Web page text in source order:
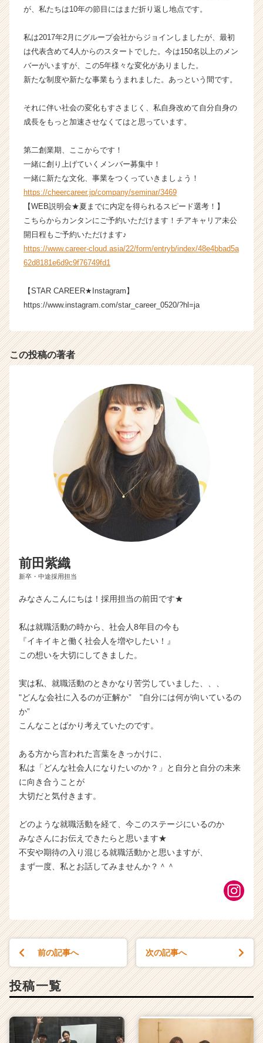
ー・
長
企
業
か
カ
ウ
が
届
く
就
サ
イ
ト
チ
ア
ア
a
r
e
e
r）
が、私たちは10年の節目にはまだ折り返し地点です。
私は2017年2月にグループ会社からジョインしましたが、最初
は代表含めて4人からのスタートでした。今は150名以上のメン
バーがいますが、この5年様々な変化がありました。
新たな制度や新たな事業もうまれました。あっという間です。
それに伴い社会の変化もすさまじく、私自身改めて自分自身の
成長をもっと加速させなくてはと思っています。
第二創業期、ここからです！
一緒に創り上げていくメンバー募集中！
一緒に新たな文化、事業をつくっていきましょう！
https://cheercareer.jp/company/seminar/3469
【WEB説明会★夏までに内定を得られるスピード選考！】
こちらからカンタンにご予約いただけます！チアキャリア未公
開日程もご予約いただけます♪
https://www.career-cloud.asia/22/form/entryb/index/48e4bbad5a
62d8181e6d9c9f76749fd1
【STAR CAREER★Instagram】
https://www.instagram.com/star_career_0520/?hl=ja
この投稿の著者
前田紫織
新卒・中途採用担当
みなさんこんにちは！採用担当の前田です★
私は就職活動の時から、社会人8年目の今も
『イキイキと働く社会人を増やしたい！』
この想いを大切にしてきました。
実は私、就職活動のときかなり苦労していました、、、
"どんな会社に入るのが正解か” "自分には何が向いているの
か”
こんなことばかり考えていたのです。
ある方から言われた言葉をきっかけに、
私は「どんな社会人になりたいのか？」と自分と自分の未来
に向き合うことが
大切だと気付きます。
どのような就職活動を経て、今このステージにいるのか
みなさんにお伝えできたらと思います★
不安や期待の入り混じる就職活動かと思いますが、
まず一度、私とお話してみませんか？＾＾
前の記事へ 次の記事へ
投稿一覧